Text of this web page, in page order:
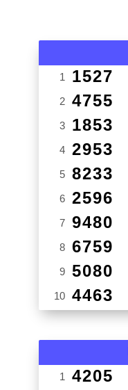
1 1527
2 4755
3 1853
4 2953
5 8233
6 2596
7 9480
8 6759
9 5080
10 4463
1 4205